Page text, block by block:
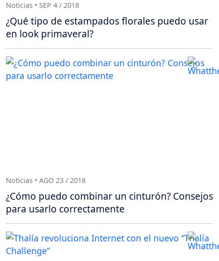
Noticias • SEP 4 / 2018
¿Qué tipo de estampados florales puedo usar
en look primaveral?
Noticias • AGO 23 / 2018
¿Cómo puedo combinar un cinturón? Consejos
para usarlo correctamente